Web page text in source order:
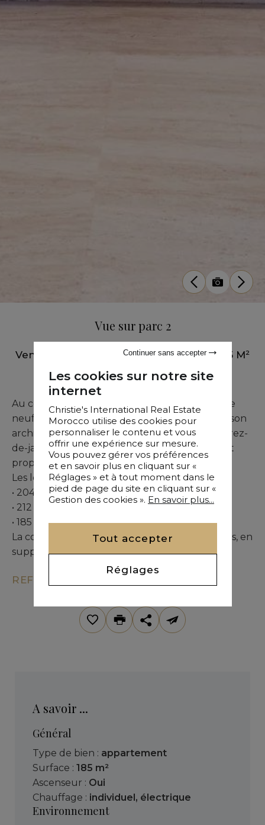
Vue sur parc 2
Vente Appartement•Marrakech•185 M²
Au cœur de l’Hivernage, ce superbe immeuble
neuf se distingue par ses vues imprenables et son
architecture élégante. Trois duplex, situés en rez-
de-jardin / rez-de-chaussée, sont actuellement
proposés.
Les lots disponibles sont :
• 204 m² – 631 775 euros
• 212 m² – 673 725 euros
• 185 m² – 507 000 euros
La commission d’agence reste de 3 % hors taxes, en
supplément des prix indiqués.
REF. KM9-3073
A savoir ...
Général
Type de bien : appartement
Surface : 185 m²
Ascenseur : Oui
Chauffage : individuel, électrique
Environnement
Les cookies sur notre site
internet
Christie's International Real Estate
Morocco utilise des cookies pour
personnaliser le contenu et vous
offrir une expérience sur mesure.
Vous pouvez gérer vos préférences
et en savoir plus en cliquant sur «
Réglages » et à tout moment dans le
pied de page du site en cliquant sur «
Gestion des cookies ». En savoir plus...
Tout accepter
Réglages
Continuer sans accepter